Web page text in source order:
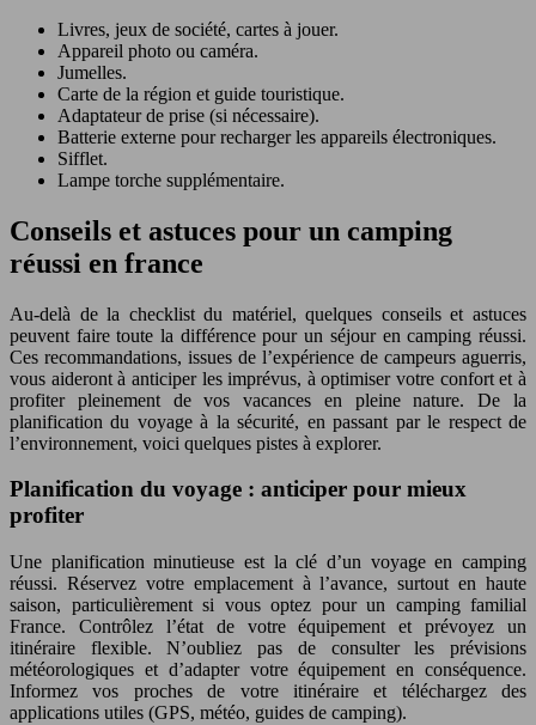
Livres, jeux de société, cartes à jouer.
Appareil photo ou caméra.
Jumelles.
Carte de la région et guide touristique.
Adaptateur de prise (si nécessaire).
Batterie externe pour recharger les appareils électroniques.
Sifflet.
Lampe torche supplémentaire.
Conseils et astuces pour un camping
réussi en france
Au-delà de la checklist du matériel, quelques conseils et astuces
peuvent faire toute la différence pour un séjour en camping réussi.
Ces recommandations, issues de l’expérience de campeurs aguerris,
vous aideront à anticiper les imprévus, à optimiser votre confort et à
profiter pleinement de vos vacances en pleine nature. De la
planification du voyage à la sécurité, en passant par le respect de
l’environnement, voici quelques pistes à explorer.
Planification du voyage : anticiper pour mieux
profiter
Une planification minutieuse est la clé d’un voyage en camping
réussi. Réservez votre emplacement à l’avance, surtout en haute
saison, particulièrement si vous optez pour un camping familial
France. Contrôlez l’état de votre équipement et prévoyez un
itinéraire flexible. N’oubliez pas de consulter les prévisions
météorologiques et d’adapter votre équipement en conséquence.
Informez vos proches de votre itinéraire et téléchargez des
applications utiles (GPS, météo, guides de camping).